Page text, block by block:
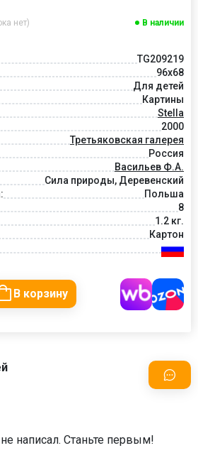
нет) В наличии
TG209219
96х68
Для детей
Картины
Stella
2000
Третьяковская галерея
Россия
Васильев Ф.А.
Сила природы, Деревенский
Польша
8
1.2 кг.
Картон
В корзину
написал. Станьте первым!